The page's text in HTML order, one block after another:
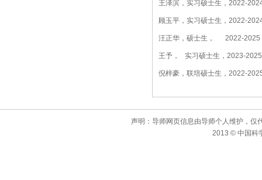
王泽滨，实习硕士生，2022-
顾玉平，实习硕士生，2022-
汪正华，硕士生， 2022-2025
王予， 实习硕士生，2023-
倪梓豪，联培硕士生，2022-
声明：导师网页信息由导师个人维护，仅
2013 © 中国科